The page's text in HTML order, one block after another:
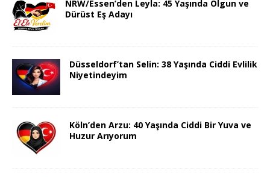
NRW/Essen’den Leyla: 45 Yaşında Olgun ve
Dürüst Eş Adayı
Düsseldorf’tan Selin: 38 Yaşında Ciddi Evlilik
Niyetindeyim
Köln’den Arzu: 40 Yaşında Ciddi Bir Yuva ve
Huzur Arıyorum